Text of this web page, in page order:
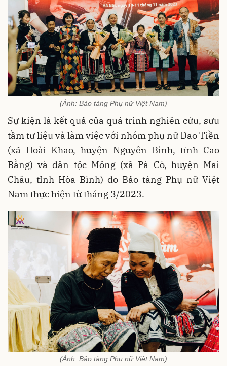
(Ảnh: Bảo tàng Phụ nữ Việt Nam)
Sự kiện là kết quả của quá trình nghiên cứu, sưu
tầm tư liệu và làm việc với nhóm phụ nữ Dao Tiền
(xã Hoài Khao, huyện Nguyên Bình, tỉnh Cao
Bằng) và dân tộc Mông (xã Pà Cò, huyện Mai
Châu, tỉnh Hòa Bình) do Bảo tàng Phụ nữ Việt
Nam thực hiện từ tháng 3/2023.
(Ảnh: Bảo tàng Phụ nữ Việt Nam)